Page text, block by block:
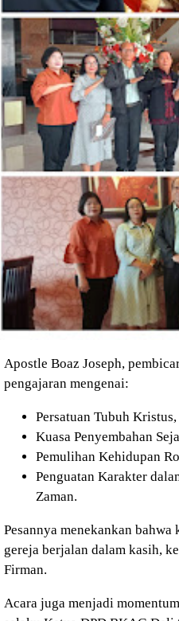
Apostle Boaz Joseph,
pengajaran mengenai:
Persatuan Tubuh Kristus,
Kuasa Penyembahan
Pemulihan Kehidupan
Penguatan Karakter
Zaman.
Pesannya menekankan
gereja berjalan dalam kasih,
Firman.
Acara juga menjadi